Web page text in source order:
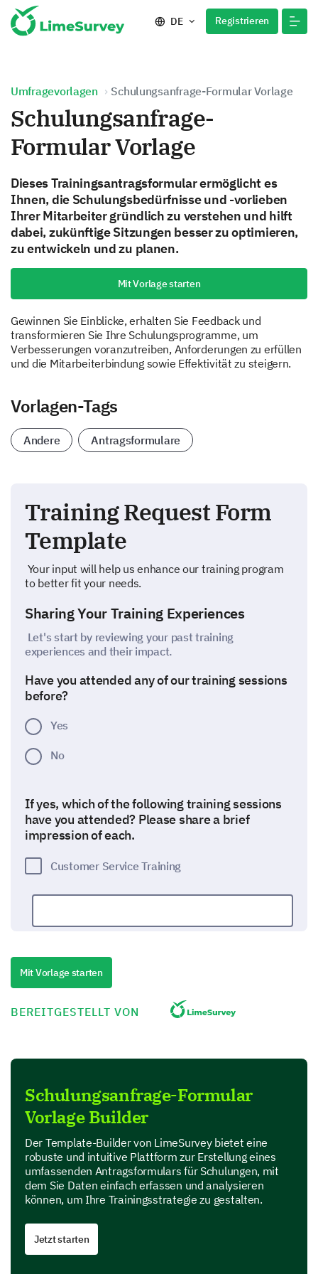
DE Registrieren
Umfragevorlagen Schulungsanfrage-Formular Vorlage
Schulungsanfrage-
Formular Vorlage
Dieses Trainingsantragsformular ermöglicht es
Ihnen, die Schulungsbedürfnisse und -vorlieben
Ihrer Mitarbeiter gründlich zu verstehen und hilft
dabei, zukünftige Sitzungen besser zu optimieren,
zu entwickeln und zu planen.
Mit Vorlage starten
Gewinnen Sie Einblicke, erhalten Sie Feedback und
transformieren Sie Ihre Schulungsprogramme, um
Verbesserungen voranzutreiben, Anforderungen zu erfüllen
und die Mitarbeiterbindung sowie Effektivität zu steigern.
Vorlagen-Tags
Andere Antragsformulare
Training Request Form
Template
Your input will help us enhance our training program
to better fit your needs.
Sharing Your Training Experiences
Let's start by reviewing your past training
experiences and their impact.
Have you attended any of our training sessions
before?
Yes
No
If yes, which of the following training sessions
have you attended? Please share a brief
impression of each.
Customer Service Training
Conflict Resolution Training
Please rate your agreement with the following
statements about our previous training
sessions.
Mit Vorlage starten
BEREITGESTELLT VON
Schulungsanfrage-Formular
Vorlage Builder
Der Template-Builder von LimeSurvey bietet eine
robuste und intuitive Plattform zur Erstellung eines
umfassenden Antragsformulars für Schulungen, mit
dem Sie Daten einfach erfassen und analysieren
können, um Ihre Trainingsstrategie zu gestalten.
Jetzt starten